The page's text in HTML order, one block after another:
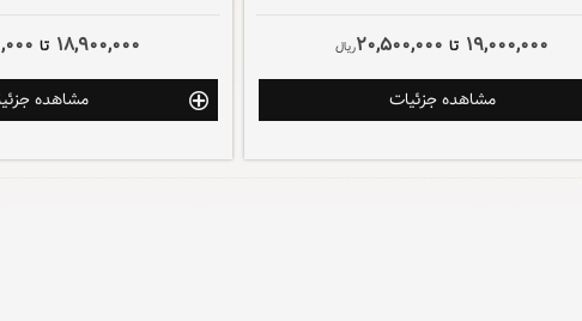
19,000,000 تا 20,500,000ريال
مشاهده جزئیات
18,900,000 تا
مشاهده